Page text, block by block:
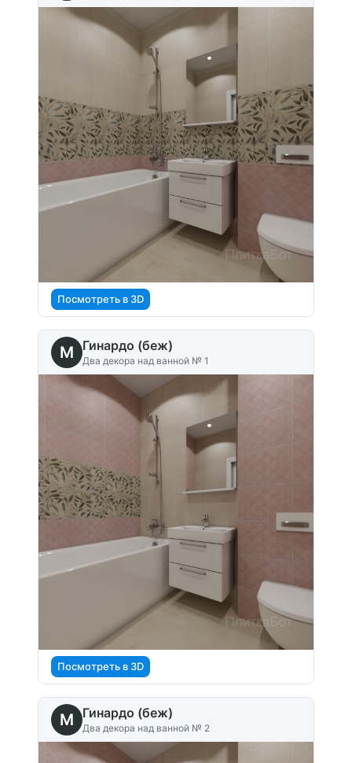
Посмотреть в 3D
M Гинардо (беж)
Два декора над ванной № 1
Посмотреть в 3D
M Гинардо (беж)
Два декора над ванной № 2